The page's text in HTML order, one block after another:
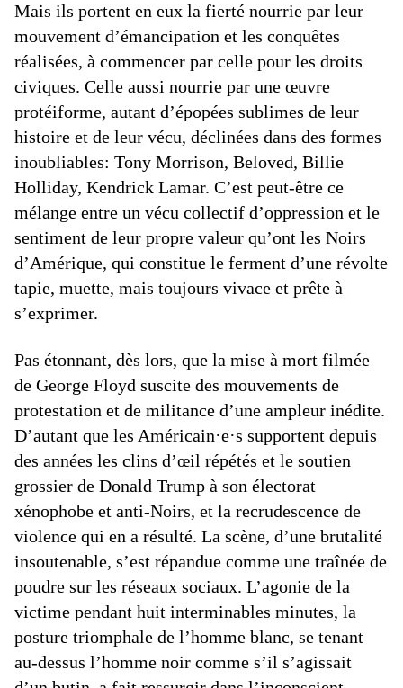
Mais ils portent en eux la fierté nourrie par leur
mouvement d’émancipation et les conquêtes
réalisées, à commencer par celle pour les droits
civiques. Celle aussi nourrie par une œuvre
protéiforme, autant d’épopées sublimes de leur
histoire et de leur vécu, déclinées dans des formes
inoubliables: Tony Morrison, Beloved, Billie
Holliday, Kendrick Lamar. C’est peut-être ce
mélange entre un vécu collectif d’oppression et le
sentiment de leur propre valeur qu’ont les Noirs
d’Amérique, qui constitue le ferment d’une révolte
tapie, muette, mais toujours vivace et prête à
s’exprimer.
Pas étonnant, dès lors, que la mise à mort filmée
de George Floyd suscite des mouvements de
protestation et de militance d’une ampleur inédite.
D’autant que les Américain·e·s supportent depuis
des années les clins d’œil répétés et le soutien
grossier de Donald Trump à son électorat
xénophobe et anti-Noirs, et la recrudescence de
violence qui en a résulté. La scène, d’une brutalité
insoutenable, s’est répandue comme une traînée de
poudre sur les réseaux sociaux. L’agonie de la
victime pendant huit interminables minutes, la
posture triomphale de l’homme blanc, se tenant
au-dessus l’homme noir comme s’il s’agissait